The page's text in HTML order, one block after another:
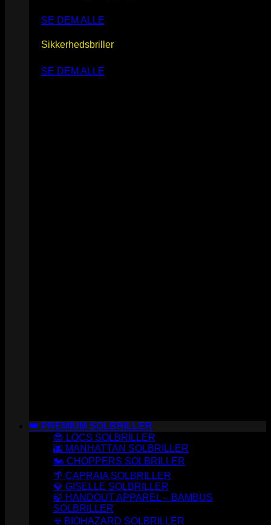
SE DEM ALLE
Sikkerhedsbriller
SE DEM ALLE
👑 PREMIUM SOLBRILLER
😎 LOCS SOLBRILLER
🌆 MANHATTAN SOLBRILLER
🏍️ CHOPPERS SOLBRILLER
🌴 CAPRAIA SOLBRILLER
💎 GISELLE SOLBRILLER
🍃 HANDOUT APPAREL – BAMBUS
SOLBRILLER
☣️ BIOHAZARD SOLBRILLER